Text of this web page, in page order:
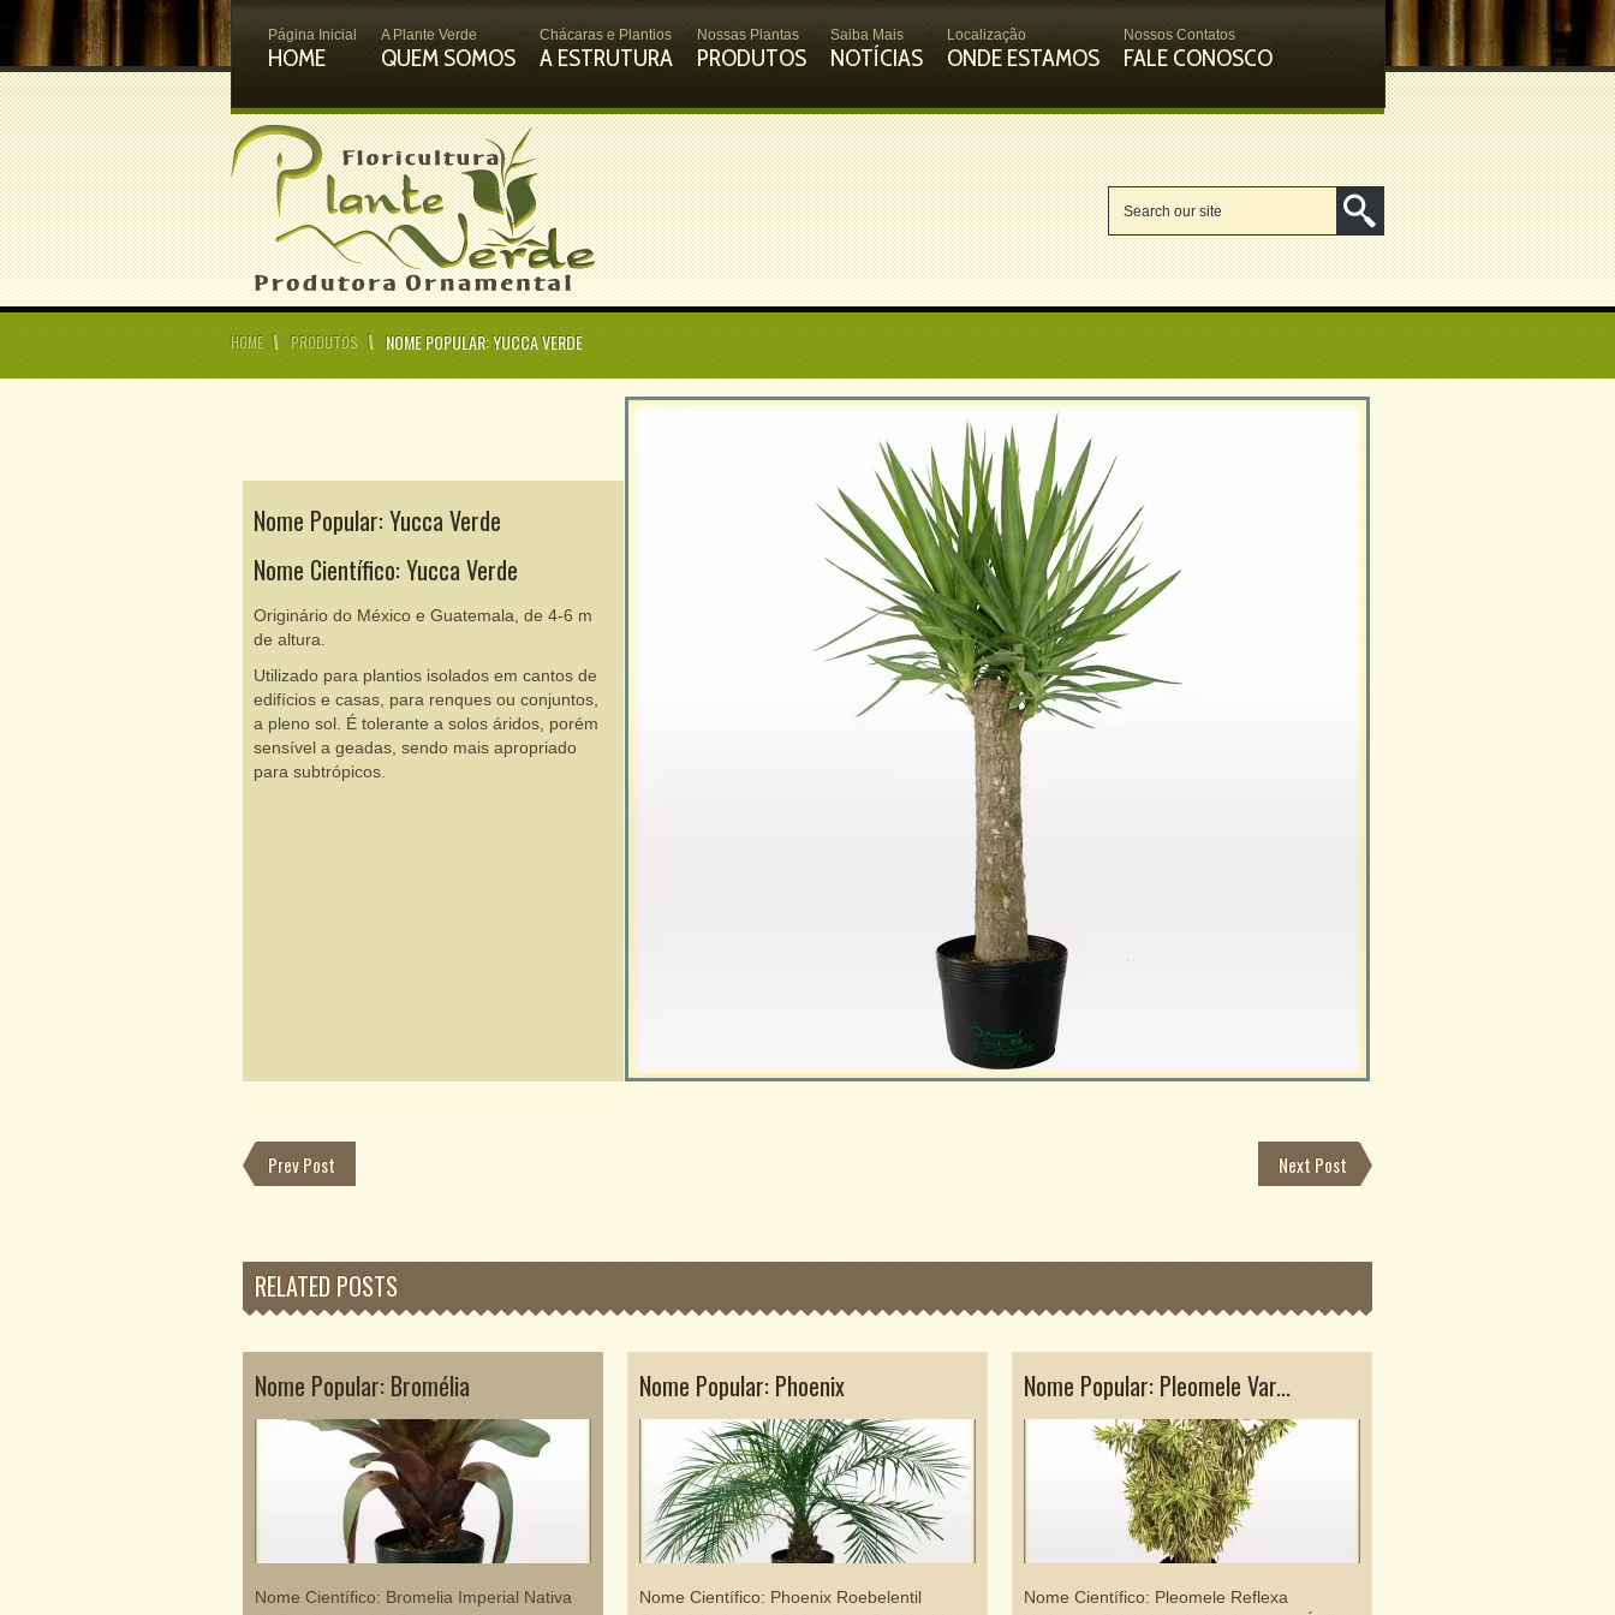
Página Inicial
HOME
A Plante Verde
QUEM SOMOS
Chácaras e Plantios
A ESTRUTURA
Nossas Plantas
PRODUTOS
Saiba Mais
NOTÍCIAS
Localização
ONDE ESTAMOS
Nossos Contatos
FALE CONOSCO
HOME PRODUTOS NOME POPULAR: YUCCA VERDE
Nome Popular: Yucca Verde
Nome Científico: Yucca Verde
Originário do México e Guatemala, de 4-6 m
de altura.
Utilizado para plantios isolados em cantos de
edifícios e casas, para renques ou conjuntos,
a pleno sol. É tolerante a solos áridos, porém
sensível a geadas, sendo mais apropriado
para subtrópicos.
Prev Post Next Post
RELATED POSTS
Nome Popular: Bromélia
Nome Científico: Bromelia Imperial Nativa
Nome Popular: Phoenix
Nome Científico: Phoenix Roebelentil
Nome Popular: Pleomele Var...
Nome Científico: Pleomele Reflexa